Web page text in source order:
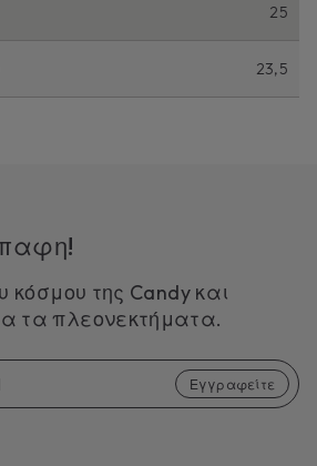
25
23,5
κόσμου της Candy και
τα πλεονεκτήματα.
Εγγραφείτε